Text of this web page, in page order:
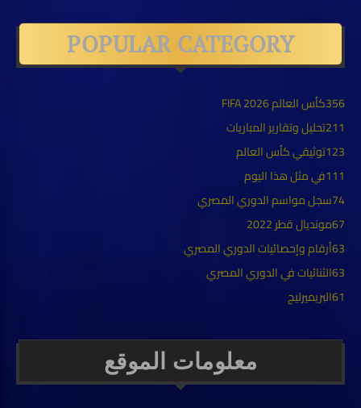
POPULAR CATEGORY
كأس العالم FIFA 2026356
تحليل وتقارير المباريات211
توثيقي كأس العالم123
في مثل هذا اليوم111
سجل مواسم الدوري المصري74
مونديال قطر 202267
أرقام وإحصائيات الدوري المصري63
الثنائيات في الدوري المصري63
البريميرليج61
معلومات الموقع